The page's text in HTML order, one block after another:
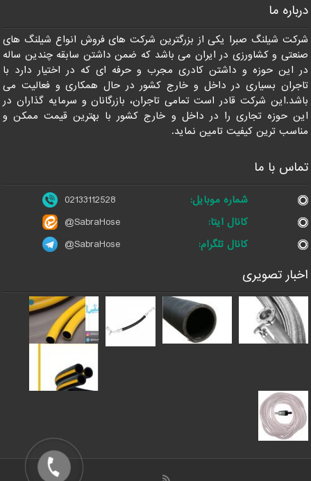
درباره ما
شرکت شیلنگ صبرا یکی از بزرگترین شرکت های فروش انواع شیلنگ های
صنعتی و کشاورزی در ایران می باشد که ضمن داشتن سابقه چندین ساله
در این حوزه و داشتن کادری مجرب و حرفه ای که در اختیار دارد با
تاجران بسیاری در داخل و خارج کشور در حال همکاری و فعالیت می
باشد.این شرکت قادر است تمامی تاجران، بازرگانان و سرمایه گذاران در
این حوزه تجاری را در داخل و خارج کشور با بهترین قیمت ممکن و
مناسب ترین کیفیت تامین نماید.
تماس با ما
شماره موبایل:
02133112528
کانال ایتا:
@SabraHose
کانال تلگرام:
@SabraHose
اخبار تصویری
021-33112528